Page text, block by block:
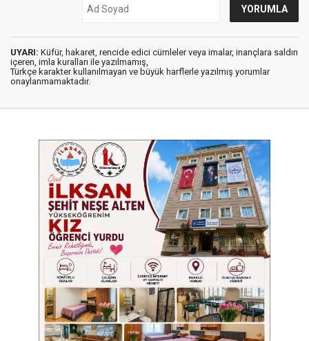
UYARI: Küfür, hakaret, rencide edici cümleler veya imalar, inançlara saldırı
içeren, imla kuralları ile yazılmamış,
Türkçe karakter kullanılmayan ve büyük harflerle yazılmış yorumlar
onaylanmamaktadır.